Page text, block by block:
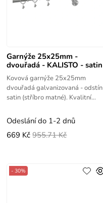
Garnýže 25x25mm -
dvouřadá - KALISTO - satin
Kovová garnýže 25x25mm
dvouřadá galvanizovaná - odstín
satin (stříbro matné). Kvalitní
Odeslání do 1-2 dnů
669 Kč 955.71 Kč
- 30%